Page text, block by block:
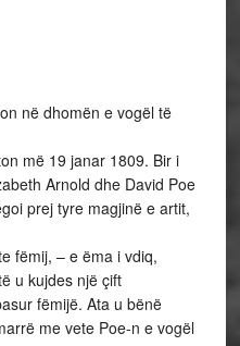
në dhomën e vogël të
më 19 janar 1809. Bir i
Arnold dhe David Poe
prej tyre magjinë e artit,
fëmij, – e ëma i vdiq,
u kujdes një çift
fëmijë. Ata u bënë
me vete Poe-n e vogël